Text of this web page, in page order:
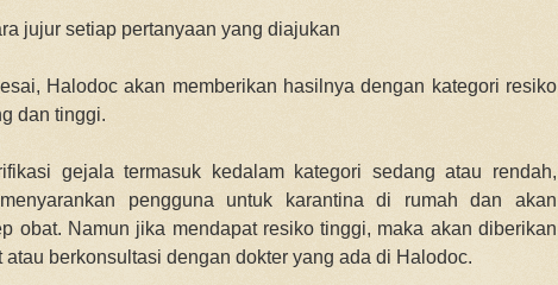
jujur setiap pertanyaan yang diajukan
Halodoc akan memberikan hasilnya dengan kategori resiko
dan tinggi.
gejala termasuk kedalam kategori sedang atau rendah,
pengguna untuk karantina di rumah dan akan
obat. Namun jika mendapat resiko tinggi, maka akan diberikan
atau berkonsultasi dengan dokter yang ada di Halodoc.